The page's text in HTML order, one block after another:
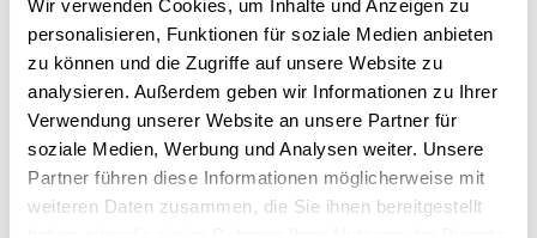
Wir verwenden Cookies, um Inhalte und Anzeigen zu
personalisieren, Funktionen für soziale Medien anbieten
zu können und die Zugriffe auf unsere Website zu
analysieren. Außerdem geben wir Informationen zu Ihrer
Verwendung unserer Website an unsere Partner für
soziale Medien, Werbung und Analysen weiter. Unsere
Partner führen diese Informationen möglicherweise mit
weiteren Daten zusammen, die Sie ihnen bereitgestellt